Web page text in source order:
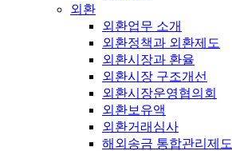
외환
외환업무 소개
외환정책과 외환제도
외환시장과 환율
외환시장 구조개선
외환시장운영협의회
외환보유액
외환거래심사
해외송금 통합관리제도